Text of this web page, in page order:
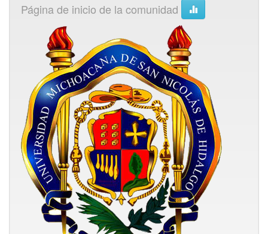
Página de inicio de la comunidad